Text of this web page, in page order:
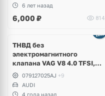
6 лет назад
6,000 ₽ 814
ТНВД без
электромагнитного
клапана VAG V8 4.0 TFSI,
S6, RS6 C7, S7, RS7, A8, S8
D4, Bentley Continental GT
079127025AJ +9
AUDI
4 года назад